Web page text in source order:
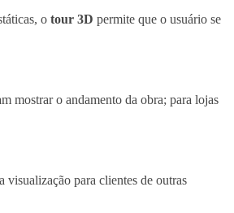
o tour 3D permite que o usuário se
mostrar o andamento da obra; para lojas
visualização para clientes de outras